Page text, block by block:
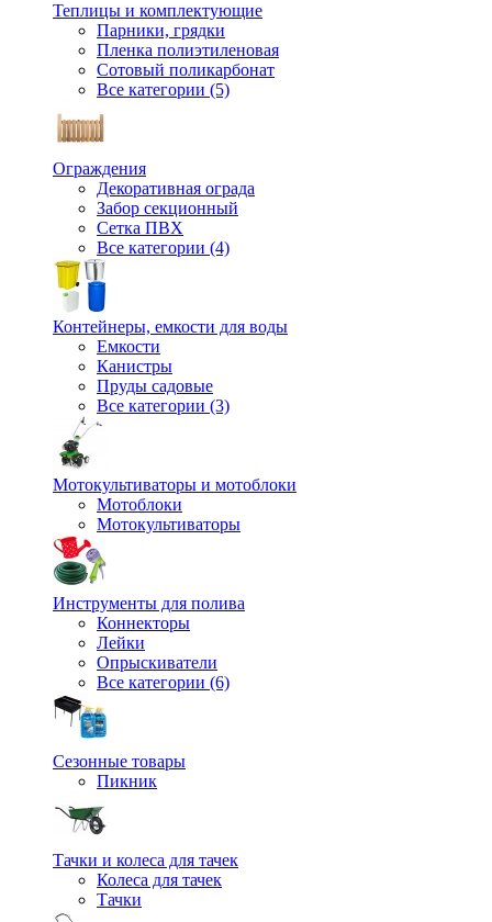
Теплицы и комплектующие
Парники, грядки
Пленка полиэтиленовая
Сотовый поликарбонат
Все категории (5)
Ограждения
Декоративная ограда
Забор секционный
Сетка ПВХ
Все категории (4)
Контейнеры, емкости для воды
Емкости
Канистры
Пруды садовые
Все категории (3)
Мотокультиваторы и мотоблоки
Мотоблоки
Мотокультиваторы
Инструменты для полива
Коннекторы
Лейки
Опрыскиватели
Все категории (6)
Сезонные товары
Пикник
Тачки и колеса для тачек
Колеса для тачек
Тачки